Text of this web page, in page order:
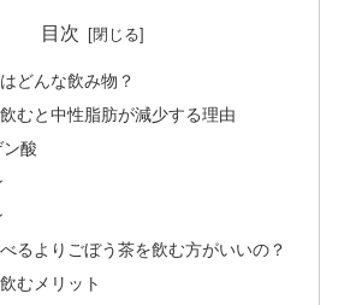
目次
どんな飲み物？
むと中性脂肪が減少する理由
酸
るよりごぼう茶を飲む方がいいの？
むメリット